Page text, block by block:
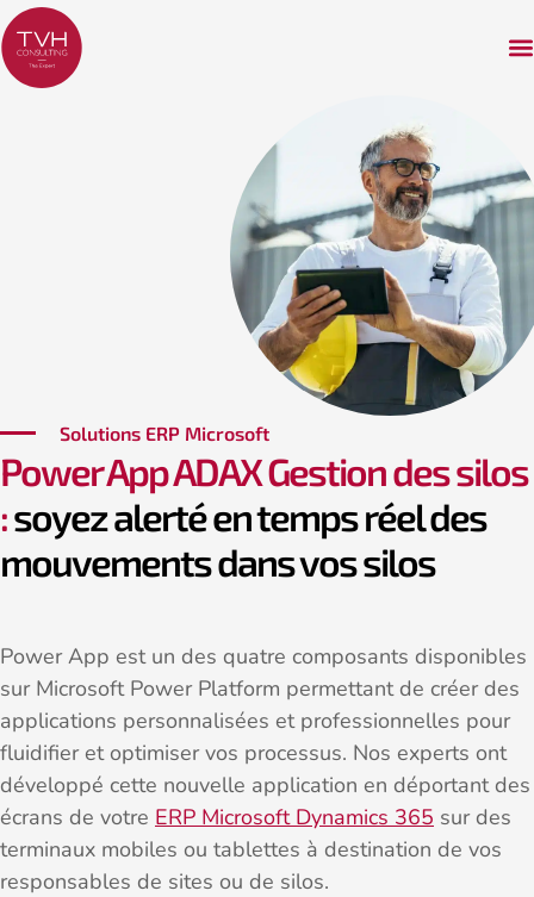
Solutions ERP Microsoft
Power App ADAX Gestion des silos
:soyez alerté en temps réel des
mouvements dans vos silos
Power App est un des quatre composants disponibles
sur Microsoft Power Platform permettant de créer des
applications personnalisées et professionnelles pour
fluidifier et optimiser vos processus. Nos experts ont
développé cette nouvelle application en déportant des
écrans de votre ERP Microsoft Dynamics 365 sur des
terminaux mobiles ou tablettes à destination de vos
responsables de sites ou de silos.